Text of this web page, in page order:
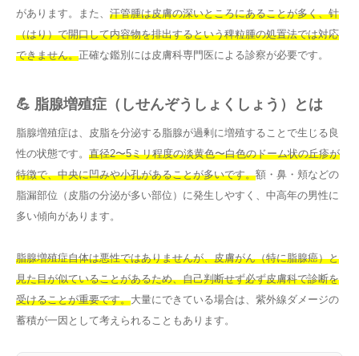
があります。また、 汗管腫は皮膚の深いところにあることが多く、针
（はり）で開口して内容物を排出するという稗粒腫の処置法では対応
できません。正確な鑑別には皮膚科専門医による診察が必要です。
💪 脂腺増殖症（しせんぞうしょくしょう）とは
脂腺増殖症は、皮脂を分泌する脂腺が過剰に増殖することで生じる良
性の状態です。 直径2〜5ミリ程度の淡黄色〜白色のドーム状の丘疹が
特徴で、中央に凹みや小孔があることが多いです。額・鼻・頬などの
脂漏部位（皮脂の分泌が多い部位）に発生しやすく、中高年の男性に
多い傾向があります。
脂腺増殖症自体は悪性ではありませんが、皮膚がん（特に脂腺癌）と
見た目が似ていることがあるため、自己判断せず必ず皮膚科で診断を
受けることが重要です。大量にできている場合は、紫外線ダメージの
蓄積が一因として考えられることもあります。